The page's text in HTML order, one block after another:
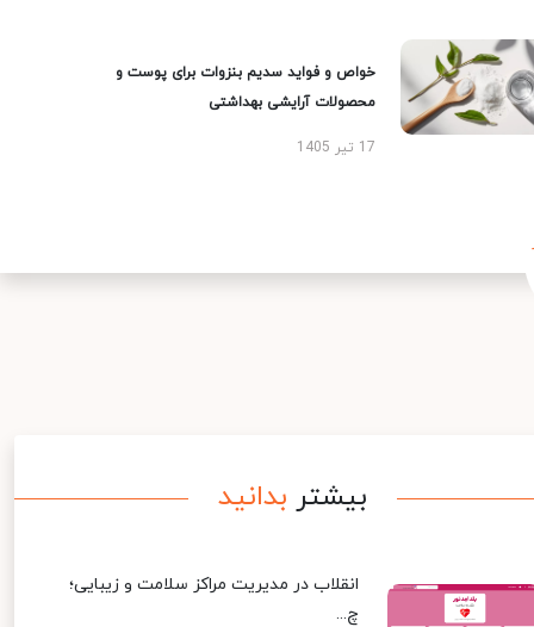
خواص و فواید سدیم بنزوات برای پوست و
محصولات آرایشی بهداشتی
17 تیر 1405
بیشتر بدانید
انقلاب در مدیریت مراکز سلامت و زیبایی؛
چ...